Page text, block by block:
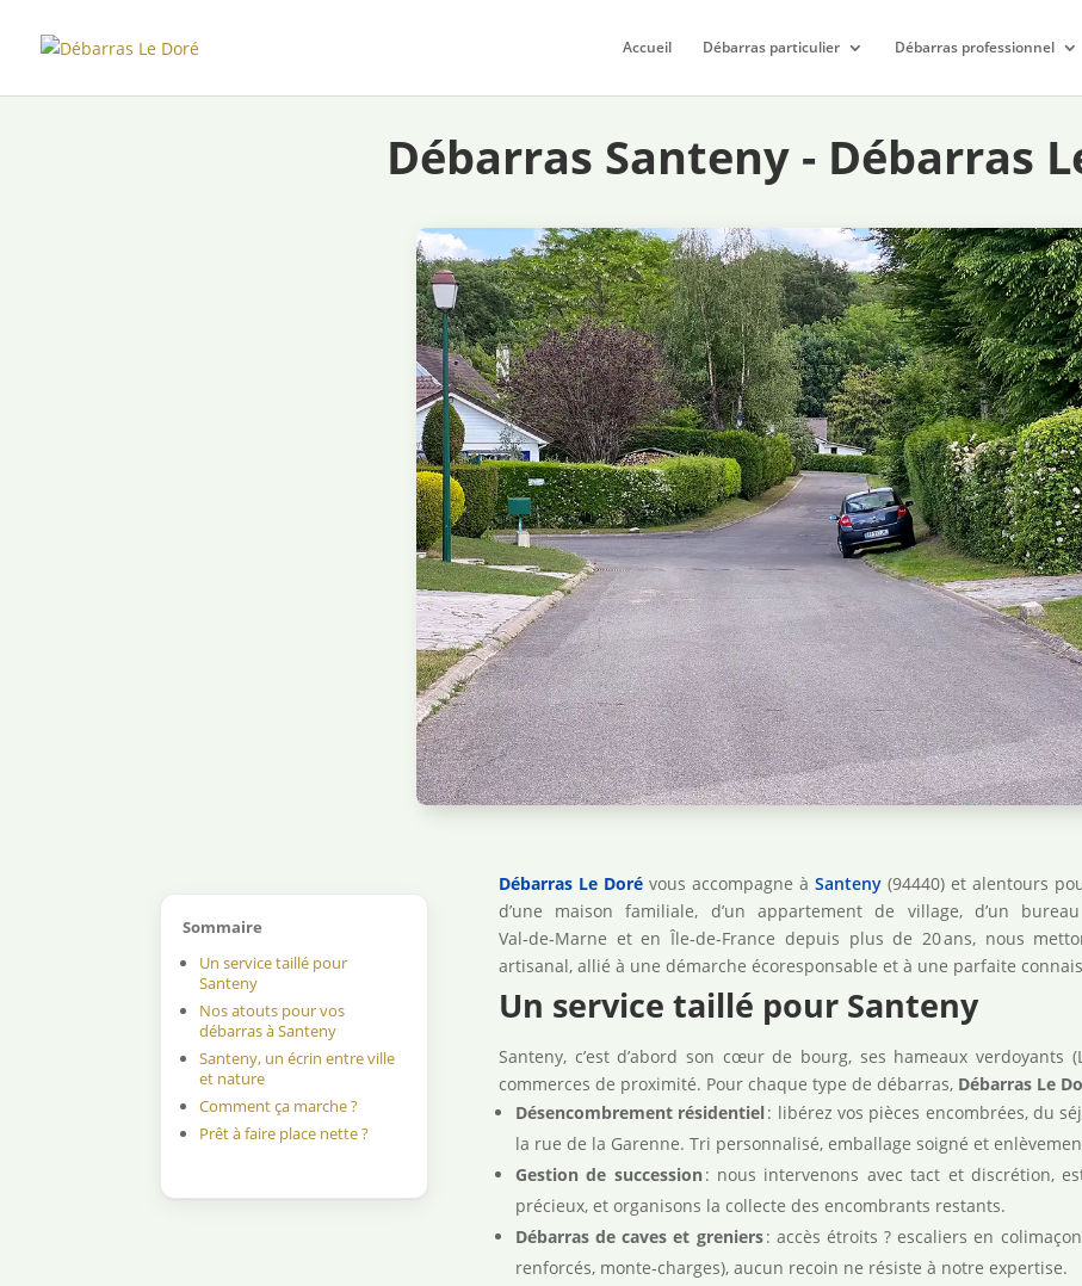
Accueil Débarras particulier Débarras professionnel
Débarras Santeny - Débarras
Sommaire
Un service taillé pour
Santeny
Nos atouts pour vos
débarras à Santeny
Santeny, un écrin entre ville
et nature
Comment ça marche ?
Prêt à faire place nette ?
Débarras Le Doré vous accompagne àSanteny (94440) et alentours
d’une maison familiale, d’un appartement de village, d’un
Val‑de‑Marne et en Île‑de‑France depuis plus de 20 ans, nous
artisanal, allié à une démarche écoresponsable et à une parfaite
Un service taillé pour Santeny
Santeny, c’est d’abord son cœur de bourg, ses hameaux verdoyants
commerces de proximité. Pour chaque type de débarras, Débarras Le
Désencombrement résidentiel: libérez vos pièces encombrées, du
la rue de la Garenne. Tri personnalisé, emballage soigné et
Gestion de succession : nous intervenons avec tact et discrétion,
précieux, et organisons la collecte des encombrants restants.
Débarras de caves et greniers: accès étroits ? escaliers en
renforcés, monte‑charges), aucun recoin ne résiste à notre expertise.